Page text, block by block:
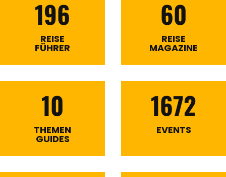
196
REISE
FÜHRER
60
REISE
MAGAZINE
10
THEMEN
GUIDES
1672
EVENTS